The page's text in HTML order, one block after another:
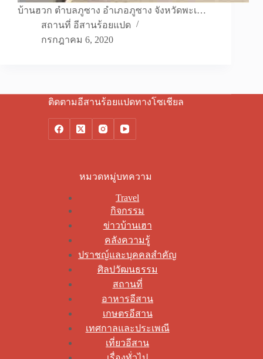
บ้านฮวก ตำบลภูซาง อำเภอภูซาง จังหวัดพะเ…
สถานที่ อีสานร้อยแปด
กรกฎาคม 6, 2020
ติดตามอีสานร้อยแปดทางโซเชียล
หมวดหมู่บทความ
Travel
กิจกรรม
ข่าวบ้านเฮา
คลังความรู้
ปราชญ์และบุคคลสำคัญ
ศิลปวัฒนธรรม
สถานที่
อาหารอีสาน
เกษตรอีสาน
เทศกาลและประเพณี
เที่ยวอีสาน